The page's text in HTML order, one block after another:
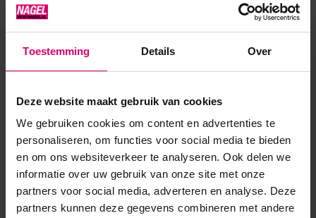
Toestemming Details Over
Deze website maakt gebruik van cookies
We gebruiken cookies om content en advertenties te
personaliseren, om functies voor social media te bieden
en om ons websiteverkeer te analyseren. Ook delen we
informatie over uw gebruik van onze site met onze
partners voor social media, adverteren en analyse. Deze
partners kunnen deze gegevens combineren met andere
perfect gevormd. De Full Brow Liner 01 is geschikt voor lichte
tot midden-blonde wenkbrauwen. Textuur verf...
Toon meer
Product specificaties
Artikelnummer 46310
SKU 592308